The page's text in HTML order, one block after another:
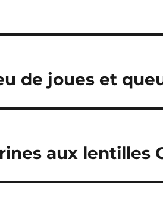
de joues et
aux lentilles